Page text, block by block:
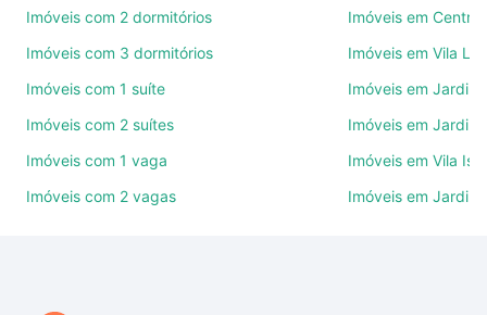
ruas, bairros e até condomínios favoritos. Você
também pode usar os filtros como quantidade de
quartos, suítes, com ou sem vaga de garagem para
comodidades, como piscina, academia, salão de
Imóveis com 2 dormitórios
Imóveis com 3 dormitórios
Imóveis com 1 suíte
Imóveis com 2 suítes
Imóveis com 1 vaga
Imóveis com 2 vagas
Imóveis em Centro
Imóveis em Vila
Imóveis em Jardim
Imóveis em Jardim
Imóveis em Vila
Imóveis em Jardim